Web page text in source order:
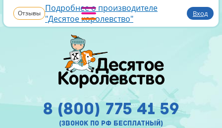
Отзывы Подробнее о производителе
"Десятое королевство"
Вход
8 (800) 775 41 59
(звонок по рф бесплатный)